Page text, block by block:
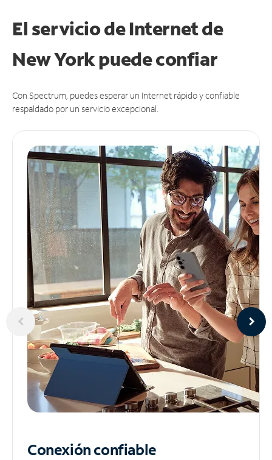
El servicio de Internet de
New York puedeconfiar
Con Spectrum, puedes esperar un Internet rápido y confiable
respaldado por un servicio excepcional.
Conexión confiable